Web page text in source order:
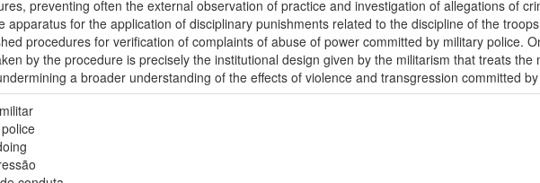
preventing often the external observation of practice and investigation of allegations of
apparatus for the application of disciplinary punishments related to the discipline of the
procedures for verification of complaints of abuse of power committed by military police.
by the procedure is precisely the institutional design given by the militarism that treats
a broader understanding of the effects of violence and transgression committed